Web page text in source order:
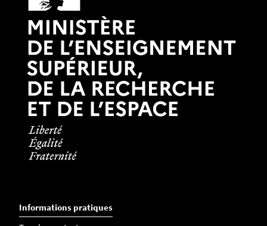
Informations pratiques